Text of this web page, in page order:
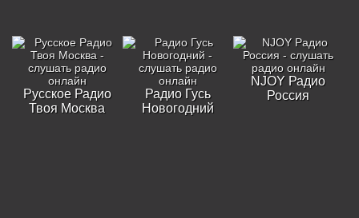
Русское Радио
Твоя Москва
Радио Гусь
Новогодний
NJOY Радио
Россия